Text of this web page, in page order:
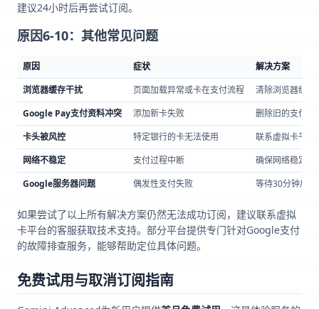
建议24小时后再尝试订阅。
原因6-10：其他常见问题
原因 症状
解决方案
浏览器缓存干扰
页面加载异常或卡在支付流程
清除浏览器缓存
Google Pay支付资料冲突
添加新卡失败
删除旧的支付方
卡头被风控
特定银行的卡无法使用
联系虚拟卡平
网络不稳定
支付过程中断
确保网络稳定，
Google服务器问题
偶发性支付失败 等待30分钟后
如果尝试了以上所有解决方案仍然无法成功订阅，建议联系虚拟
卡平台的客服获取技术支持。部分平台提供专门针对Google支付
的故障排查服务，能够帮助定位具体问题。
免费试用与取消订阅指南